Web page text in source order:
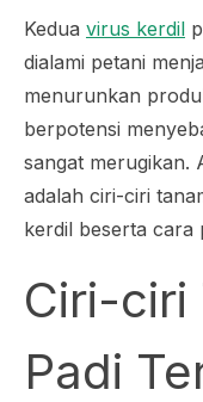
Kedua virus kerdil
dialami petani
menurunkan
berpotensi
sangat merugikan.
adalah ciri-ciri
kerdil beserta cara
Ciri-ciri
Padi